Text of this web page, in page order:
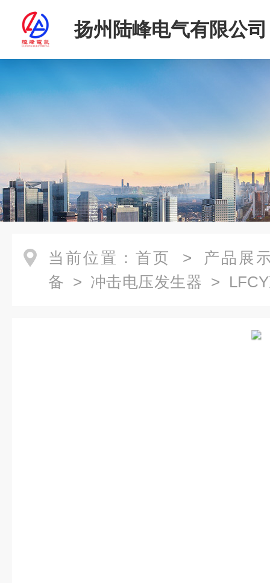
扬州陆峰电气有限公司
当前位置： 首页 > 产品展
备 > 冲击电压发生器 >